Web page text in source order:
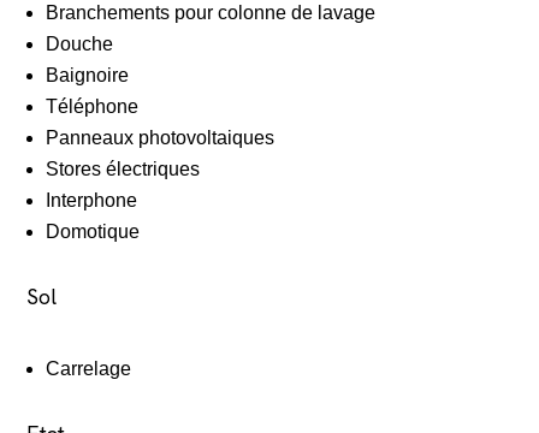
Branchements pour colonne de lavage
Douche
Baignoire
Téléphone
Panneaux photovoltaiques
Stores électriques
Interphone
Domotique
Sol
Carrelage